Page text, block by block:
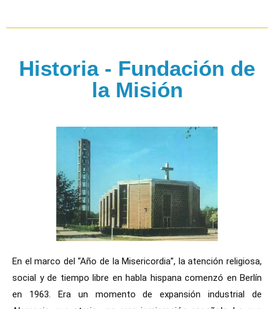
Historia - Fundación de
la Misión
En el marco del “Año de la Misericordia”, la atención religiosa,
social y de tiempo libre en habla hispana comenzó en Berlín
en 1963. Era un momento de expansión industrial de